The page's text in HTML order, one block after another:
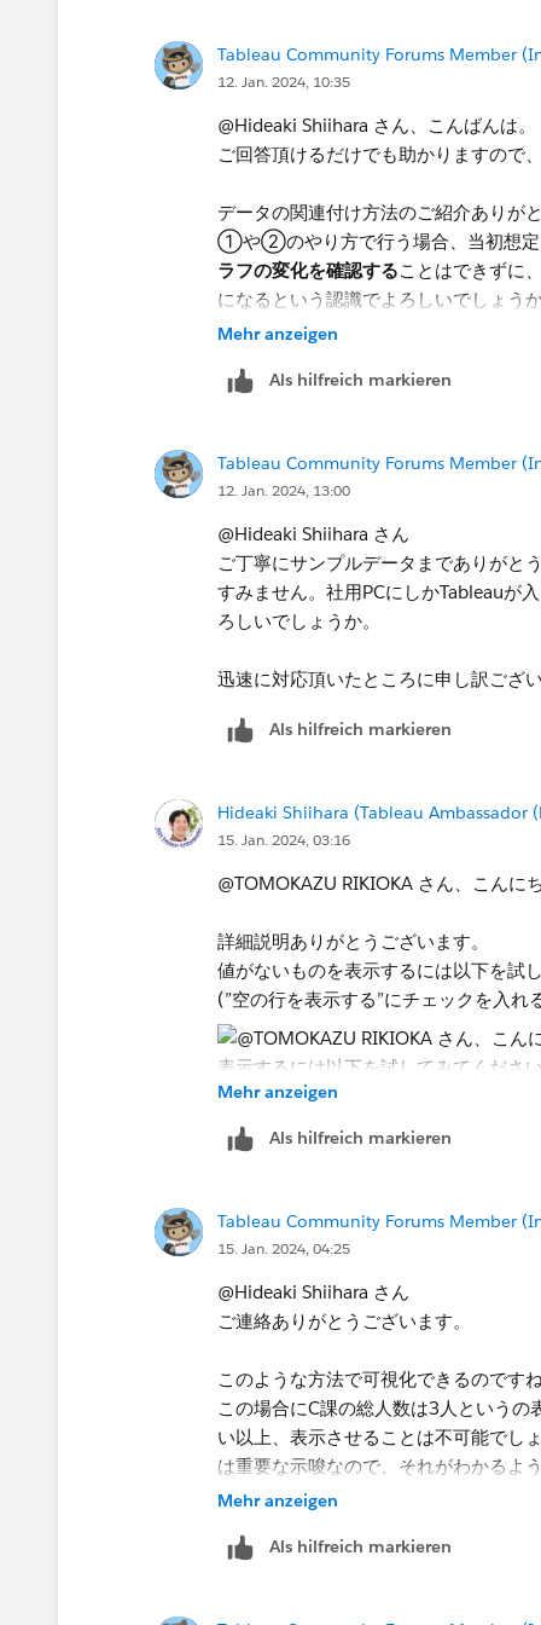
1番の回答にもある通り、データの前
能であれば、ご教授頂けますと幸いで
が、うまく行かず困っております。
Tableau Community Forums Member
12. Jan. 2024, 10:35
@Hideaki Shiihara​ さん、こんばんは。
ご回答頂けるだけでも助かりますので
データの関連付け方法のご紹介ありが
①や②のやり方で行う場合、当初​想定
ラフの変化を確認することはできずに
になるという認識でよろしいでしょう
なるため、Tableau上で実装したいと
Mehr anzeigen
Als hilfreich markieren
Tableau Community Forums Member
12. Jan. 2024, 13:00
@Hideaki Shiihara さん
ご丁寧にサンプルデータまでありがと
すみません。社用PCにしかTableauが
ろしいでしょうか。
迅速に対応頂いたところに申し訳ござ
Als hilfreich markieren
Hideaki Shiihara (Tableau Ambassador
15. Jan. 2024, 03:16
@TOMOKAZU RIKIOKA​ さん、こんに
詳細説明ありがとうございます。
値がないものを表示するには以下を試
(”空の行を表示する”にチェックを入れ
answer or upvote.
Mehr anzeigen
Als hilfreich markieren
Tableau Community Forums Member
15. Jan. 2024, 04:25
@Hideaki Shiihara さん
ご連絡ありがとうございます。
このような方法で可視化できるのです
この場合にC課の総人数は3人という
い以上、表示させることは不可能でし
は重要な示唆なので、それがわかるよ
Mehr anzeigen
Als hilfreich markieren